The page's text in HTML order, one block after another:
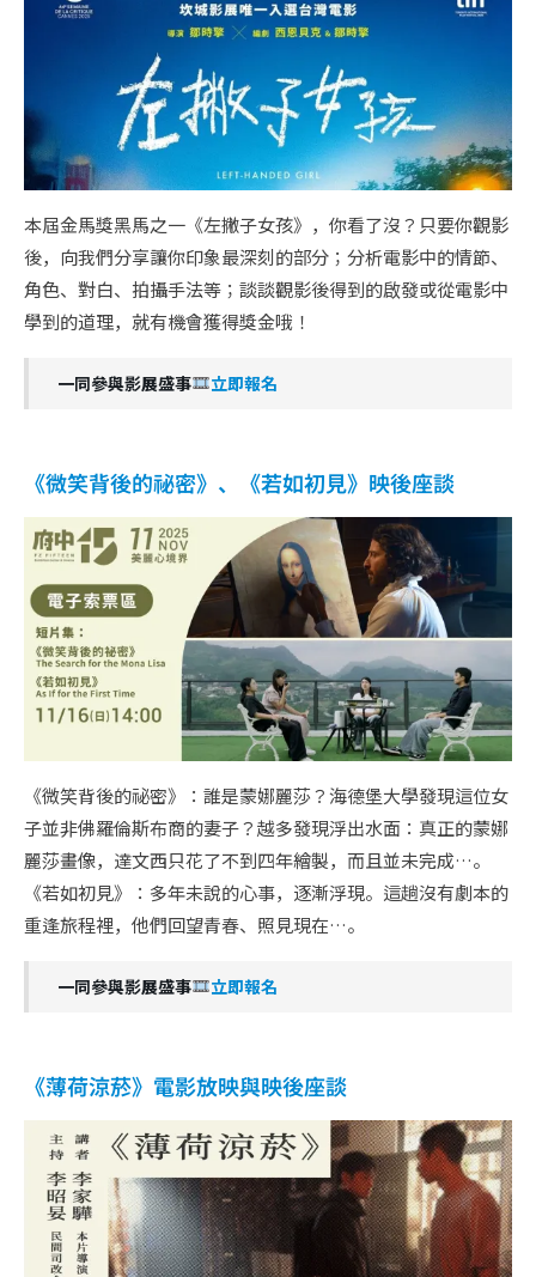
本屆金馬獎黑馬之一《左撇子女孩》，你看了沒？只要你觀影
後，向我們分享讓你印象最深刻的部分；分析電影中的情節、
角色、對白、拍攝手法等；談談觀影後得到的啟發或從電影中
學到的道理，就有機會獲得獎金哦！
一同參與影展盛事 立即報名
《微笑背後的祕密》、《若如初見》映後座談
《微笑背後的祕密》：誰是蒙娜麗莎？海德堡大學發現這位女
子並非佛羅倫斯布商的妻子？越多發現浮出水面：真正的蒙娜
麗莎畫像，達文西只花了不到四年繪製，而且並未完成…。
《若如初見》：多年未說的心事，逐漸浮現。這趟沒有劇本的
重逢旅程裡，他們回望青春、照見現在…。
一同參與影展盛事 立即報名
《薄荷涼菸》電影放映與映後座談